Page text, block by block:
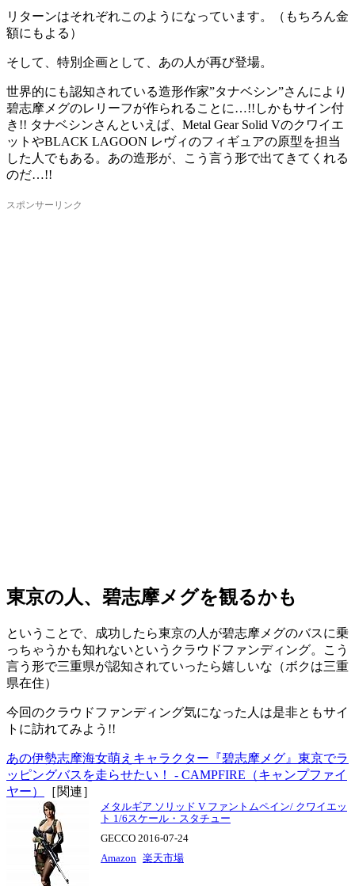
リターンはそれぞれこのようになっています。（もちろん金
額にもよる）
そして、特別企画として、あの人が再び登場。
世界的にも認知されている造形作家”タナベシン”さんにより
碧志摩メグのレリーフが作られることに…!!しかもサイン付
き!! タナベシンさんといえば、Metal Gear Solid Vのクワイエ
ットやBLACK LAGOON レヴィのフィギュアの原型を担当
した人でもある。あの造形が、こう言う形で出てきてくれる
のだ…!!
東京の人、碧志摩メグを観るかも
ということで、成功したら東京の人が碧志摩メグのバスに乗
っちゃうかも知れないというクラウドファンディング。こう
言う形で三重県が認知されていったら嬉しいな（ボクは三重
県在住）
今回のクラウドファンディング気になった人は是非ともサイ
トに訪れてみよう!!
あの伊勢志摩海女萌えキャラクター『碧志摩メグ』東京でラ
ッピングバスを走らせたい！ - CAMPFIRE（キャンプファイ
ヤー）
［関連］
メタルギア ソリッド V ファントムペイン/ クワイエッ
ト 1/6スケール・スタチュー
GECCO 2016-07-24
Amazon 楽天市場